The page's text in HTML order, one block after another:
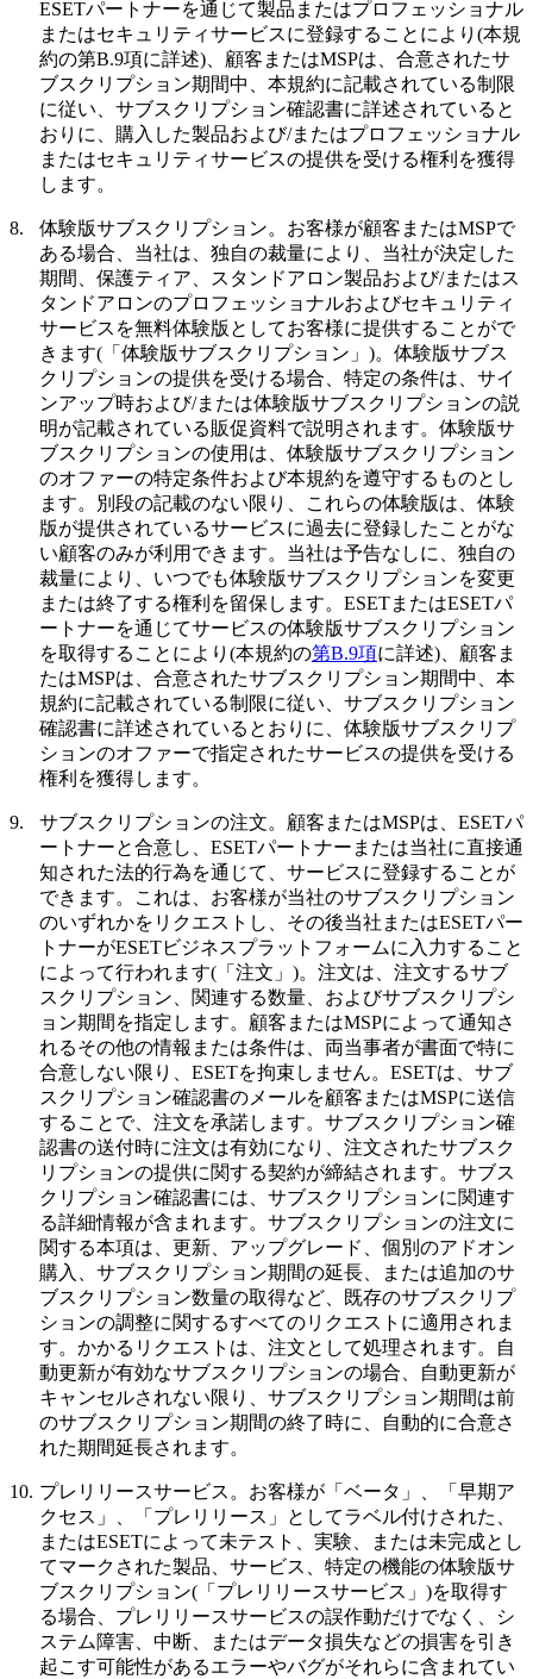
ESETパートナーを通じて製品またはプロフェッショナル
またはセキュリティサービスに登録することにより(本規
約の第B.9項に詳述)、顧客またはMSPは、合意されたサ
ブスクリプション期間中、本規約に記載されている制限
に従い、サブスクリプション確認書に詳述されていると
おりに、購入した製品および/またはプロフェッショナル
またはセキュリティサービスの提供を受ける権利を獲得
します。
8. 体験版サブスクリプション。 お客様が顧客またはMSPで
ある場合、当社は、独自の裁量により、当社が決定した
期間、保護ティア、スタンドアロン製品および/またはス
タンドアロンのプロフェッショナルおよびセキュリティ
サービスを無料体験版としてお客様に提供することがで
きます(「 体験版サブスクリプション 」)。体験版サブス
クリプションの提供を受ける場合、特定の条件は、サイ
ンアップ時および/または体験版サブスクリプションの説
明が記載されている販促資料で説明されます。体験版サ
ブスクリプションの使用は、体験版サブスクリプション
のオファーの特定条件および本規約を遵守するものとし
ます。別段の記載のない限り、これらの体験版は、体験
版が提供されているサービスに過去に登録したことがな
い顧客のみが利用できます。当社は予告なしに、独自の
裁量により、いつでも体験版サブスクリプションを変更
または終了する権利を留保します。ESETまたはESETパ
ートナーを通じてサービスの体験版サブスクリプション
を取得することにより(本規約の第B.9項に詳述)、顧客ま
たはMSPは、合意されたサブスクリプション期間中、本
規約に記載されている制限に従い、サブスクリプション
確認書に詳述されているとおりに、体験版サブスクリプ
ションのオファーで指定されたサービスの提供を受ける
権利を獲得します。
9. サブスクリプションの注文。 顧客またはMSPは、ESETパ
ートナーと合意し、ESETパートナーまたは当社に直接通
知された法的行為を通じて、サービスに登録することが
できます。これは、お客様が当社のサブスクリプション
のいずれかをリクエストし、その後当社またはESETパー
トナーがESETビジネスプラットフォームに入力すること
によって行われます(「 注文 」)。注文は、注文するサブ
スクリプション、関連する数量、およびサブスクリプシ
ョン期間を指定します。顧客またはMSPによって通知さ
れるその他の情報または条件は、両当事者が書面で特に
合意しない限り、ESETを拘束しません。ESETは、サブ
スクリプション確認書のメールを顧客またはMSPに送信
することで、注文を承諾します。サブスクリプション確
認書の送付時に注文は有効になり、注文されたサブスク
リプションの提供に関する契約が締結されます。サブス
クリプション確認書には、サブスクリプションに関連す
る詳細情報が含まれます。サブスクリプションの注文に
関する本項は、更新、アップグレード、個別のアドオン
購入、サブスクリプション期間の延長、または追加のサ
ブスクリプション数量の取得など、既存のサブスクリプ
ションの調整に関するすべてのリクエストに適用されま
す。かかるリクエストは、注文として処理されます。自
動更新が有効なサブスクリプションの場合、自動更新が
キャンセルされない限り、サブスクリプション期間は前
のサブスクリプション期間の終了時に、自動的に合意さ
れた期間延長されます。
10. プレリリースサービス。 お客様が「ベータ」、「早期ア
クセス」、「プレリリース」としてラベル付けされた、
またはESETによって未テスト、実験、または未完成とし
てマークされた製品、サービス、特定の機能の体験版サ
ブスクリプション(「 プレリリースサービス 」)を取得す
る場合、プレリリースサービスの誤作動だけでなく、シ
ステム障害、中断、またはデータ損失などの損害を引き
起こす可能性があるエラーやバグがそれらに含まれてい